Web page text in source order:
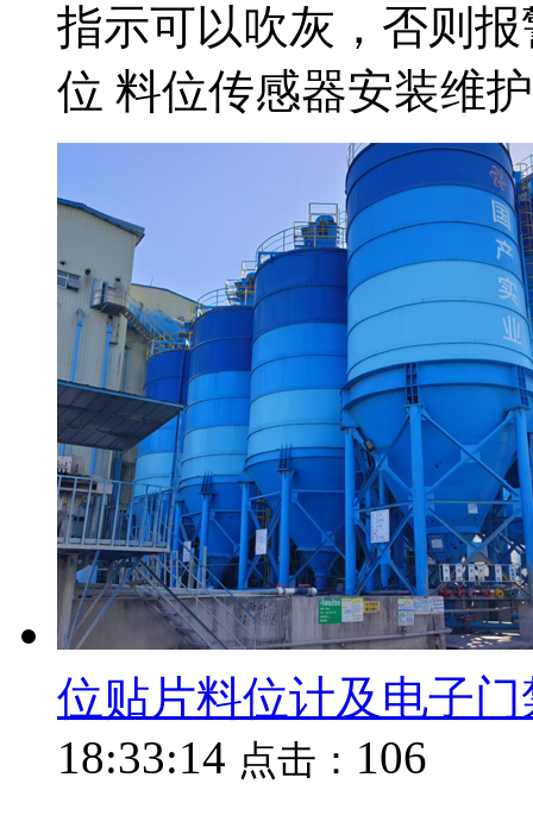
指示可以吹灰，否则
位 料位传感器安装维
位贴片料位计及电子
18:33:14 点击： 106